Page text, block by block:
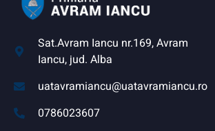
Sat.Avram Iancu nr.169, Avram
Iancu, jud. Alba
uatavramiancu@uatavramiancu.ro
0786023607